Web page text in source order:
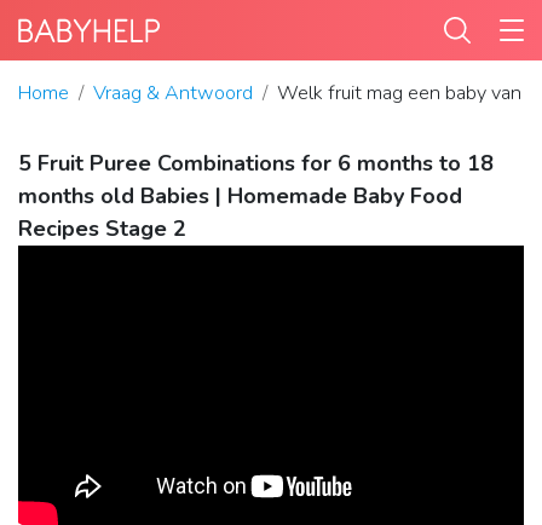
Home Vraag & Antwoord Welk fruit mag een baby van
5 Fruit Puree Combinations for 6 months to 18
months old Babies | Homemade Baby Food
Recipes Stage 2